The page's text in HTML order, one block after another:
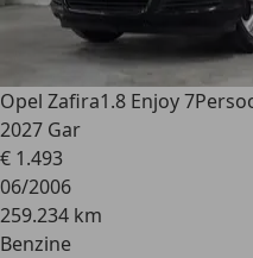
Opel Zafira1.8 Enjoy
2027 Gar
€ 1.493
06/2006
259.234 km
Benzine